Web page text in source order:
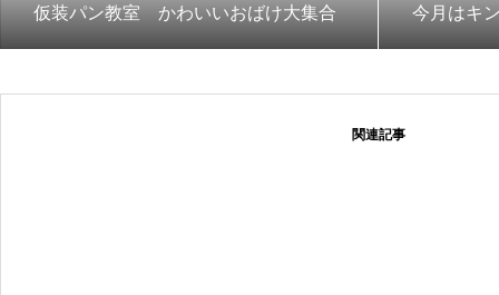
仮装パン教室 かわいいおばけ大集合 今月はキ
関連記事